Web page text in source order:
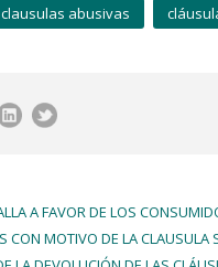
clausulas abusivas
A FAVOR DE LOS
CON MOTIVO DE LA CLAUSULA